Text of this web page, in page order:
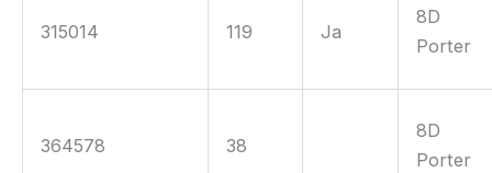
315014 119 Ja
8D
Porter
364578 38
8D
Porter